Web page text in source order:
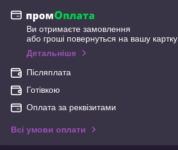
Ви отримаєте замовлення
або гроші повернуться на вашу картку
Детальніше
Післяплата
Готівкою
Оплата за реквізитами
Всі умови оплати